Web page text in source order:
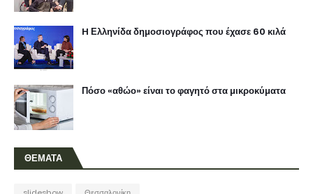
H Ελληνίδα δημοσιογράφος που έχασε 60 κιλά
Πόσο «αθώο» είναι το φαγητό στα μικροκύματα
ΘΕΜΑΤΑ